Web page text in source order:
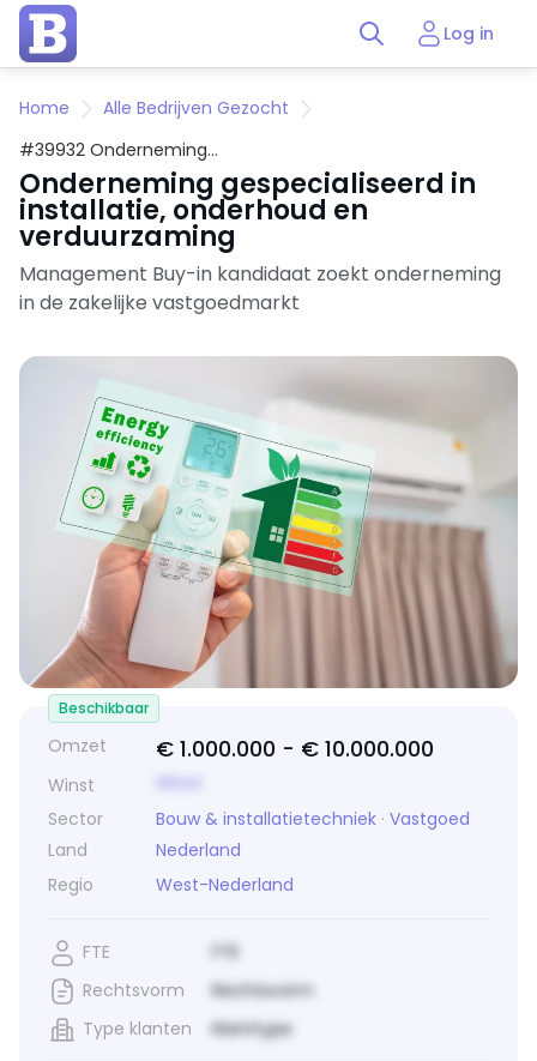
Log in
Home
Alle Bedrijven Gezocht
#39932 Onderneming
gespecialiseerd in installatie,
onderhoud en verduurzaming
Onderneming gespecialiseerd in
installatie, onderhoud en
verduurzaming
Management Buy-in kandidaat zoekt onderneming
in de zakelijke vastgoedmarkt
Omzet € 1.000.000 - € 10.000.000
Winst
Sector
Bouw & installatietechniek · Vastgoed
Land
Nederland
Regio
West-Nederland
Beschikbaar
FTE
FTE
Rechtsvorm
Rechtsvorm
Type klanten
Klanttype